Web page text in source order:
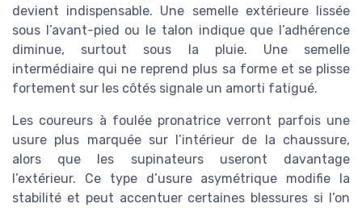
devient indispensable. Une semelle extérieure lissée
sous l’avant-pied ou le talon indique que l’adhérence
diminue, surtout sous la pluie. Une semelle
intermédiaire qui ne reprend plus sa forme et se plisse
fortement sur les côtés signale un amorti fatigué.
Les coureurs à foulée pronatrice verront parfois une
usure plus marquée sur l’intérieur de la chaussure,
alors que les supinateurs useront davantage
l’extérieur. Ce type d’usure asymétrique modifie la
stabilité et peut accentuer certaines blessures si l’on